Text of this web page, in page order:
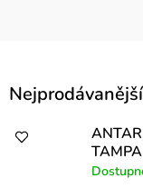
Nejprodávanější
V
ý
p